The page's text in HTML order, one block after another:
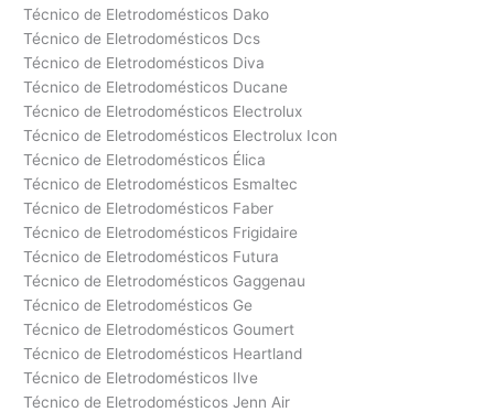
Técnico de Eletrodomésticos Dako
Técnico de Eletrodomésticos Dcs
Técnico de Eletrodomésticos Diva
Técnico de Eletrodomésticos Ducane
Técnico de Eletrodomésticos Electrolux
Técnico de Eletrodomésticos Electrolux Icon
Técnico de Eletrodomésticos Élica
Técnico de Eletrodomésticos Esmaltec
Técnico de Eletrodomésticos Faber
Técnico de Eletrodomésticos Frigidaire
Técnico de Eletrodomésticos Futura
Técnico de Eletrodomésticos Gaggenau
Técnico de Eletrodomésticos Ge
Técnico de Eletrodomésticos Goumert
Técnico de Eletrodomésticos Heartland
Técnico de Eletrodomésticos Ilve
Técnico de Eletrodomésticos Jenn Air